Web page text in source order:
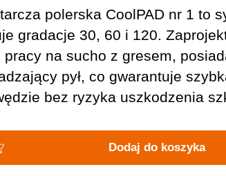
polerska CoolPAD nr 1 to
gradacje 30, 60 i 120.
na sucho z gresem,
pył, co gwarantuje
bez ryzyka uszkodzenia
Dodaj do koszyka